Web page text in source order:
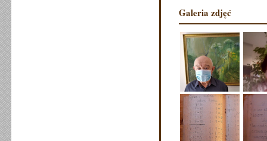
Galeria zdjęć